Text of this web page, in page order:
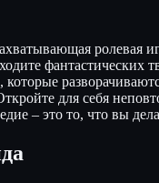
фантастических
которые
для себя
– это то, что вы